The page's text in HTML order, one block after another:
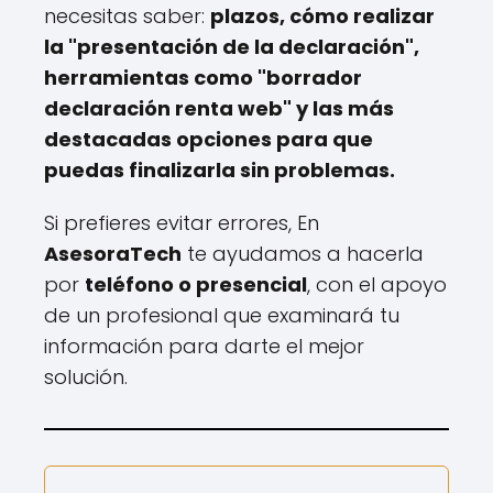
necesitas saber: plazos, cómo realizar
la "presentación de la declaración",
herramientas como "borrador
declaración renta web" y las más
destacadas opciones para que
puedas finalizarla sin problemas.
Si prefieres evitar errores, En
AsesoraTech te ayudamos a hacerla
por teléfono o presencial, con el apoyo
de un profesional que examinará tu
información para darte el mejor
solución.